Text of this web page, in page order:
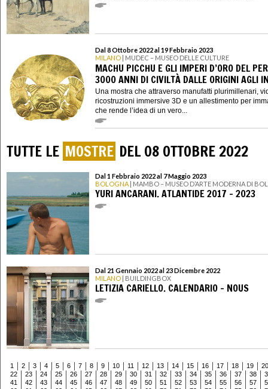
Dal 8 Ottobre 2022 al 19 Febbraio 2023
MILANO | MUDEC – MUSEO DELLE CULTURE
MACHU PICCHU E GLI IMPERI D’ORO DEL
3000 ANNI DI CIVILTÀ DALLE ORIGINI AGLI
Una mostra che attraverso manufatti plurimillenari,
ricostruzioni immersive 3D e un allestimento per
che rende l’idea di un vero...
TUTTE LE MOSTRE DEL 08 OTTOBRE 2022
Dal 1 Febbraio 2022 al 7 Maggio 2023
BOLOGNA | MAMBO – MUSEO D’ARTE MODERNA DI
YURI ANCARANI. ATLANTIDE 2017 - 2023
Dal 21 Gennaio 2022 al 23 Dicembre 2022
MILANO | BUILDINGBOX
LETIZIA CARIELLO. CALENDARIO – NOUS
1 2 3 4 5 6 7 8 9 10 11 12 13 14 15 16 17 18 19
20
22
23 24 25 26 27 28 29 30 31 32 33 34 35 36 37 38
41
42 43 44 45 46 47 48 49 50 51 52 53 54 55 56 57